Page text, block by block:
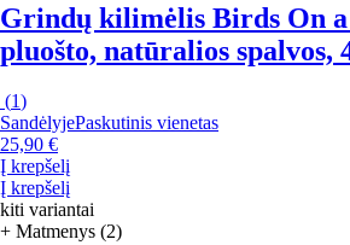
Grindų kilimėlis Birds On
pluošto, natūralios spalvos,
(1)
SandėlyjePaskutinis vienetas
25,90 €
Į krepšelį
Į krepšelį
kiti variantai
+ Matmenys (2)